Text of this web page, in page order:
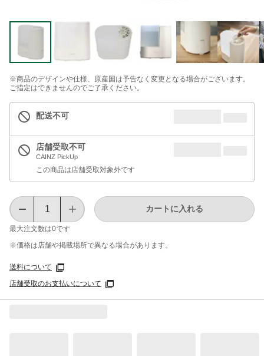
※商品のデザインや仕様、原産国は予告なく変更となる場合がございます。
ご指定はできませんのでご了承ください。
配送不可
店舗受取不可
CAINZ PickUp
この商品は店舗受取対象外です
最大注文数は0です
カートに入れる
※価格は​店舗や​掲載場所で​異なる​場合が​あります。
送料について
店舗受取のお支払いについて